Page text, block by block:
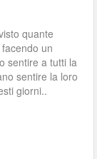
quante
un
sentire a tutti la
sentire la loro
giorni..